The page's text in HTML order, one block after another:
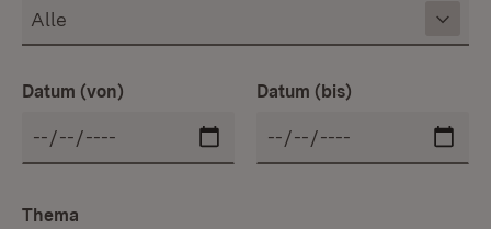
Datum (von) Datum (bis)
Thema